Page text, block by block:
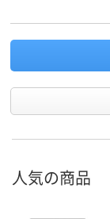
人気の商品